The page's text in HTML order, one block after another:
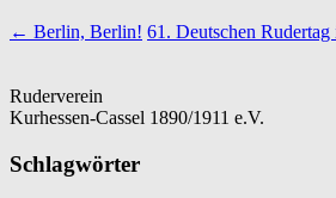
← Berlin, Berlin! 61. Deutschen
Ruderverein
Kurhessen-Cassel 1890/1911 e.V.
Schlagwörter